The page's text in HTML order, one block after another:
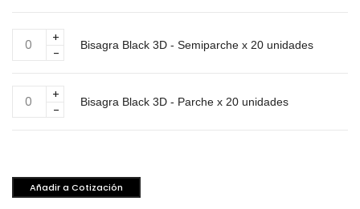
Bisagra
Black
Semiparche
Bisagra Black 3D - Semiparche x 20 unidades
Bisagra
Black
x
20
Bisagra Black 3D - Parche x 20 unidades
Añadir a Cotización